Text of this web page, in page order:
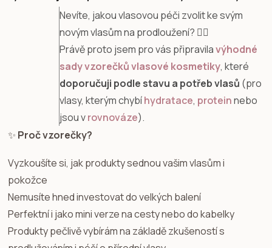
Nevíte, jakou vlasovou péči zvolit ke svým
novým vlasům na prodloužení? 💇‍♀️
Právě proto jsem pro vás připravilavýhodné
sady vzorečků vlasové kosmetiky, které
doporučuji podle stavu a potřeb vlasů (pro
vlasy, kterým chybíhydratace, proteinnebo
jsou vrovnováze).
✨ Proč vzorečky?
Vyzkoušíte si, jak produkty sednou vašim vlasům i
pokožce
Nemusíte hned investovat do velkých balení
Perfektní i jako mini verze na cesty nebo do kabelky
Produkty pečlivě vybírám na základě zkušeností s